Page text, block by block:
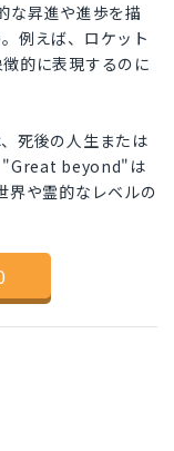
昇進や進歩を描
例えば、ロケット
的に表現するのに
死後の人生または
"Great beyond"は
界や霊的なレベルの